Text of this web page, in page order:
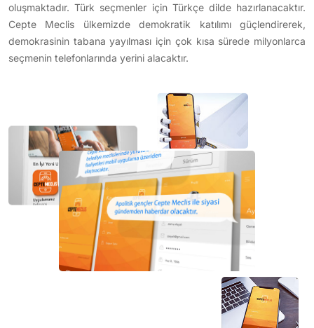
oluşmaktadır. Türk seçmenler için Türkçe dilde hazırlanacaktır.
Cepte Meclis ülkemizde demokratik katılımı güçlendirerek,
demokrasinin tabana yayılması için çok kısa sürede milyonlarca
seçmenin telefonlarında yerini alacaktır.